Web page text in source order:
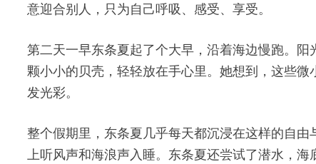
意迎合别人，只为自己呼吸、感受、享受。
第二天一早东条夏起了个大早，沿着海边慢跑。
颗小小的贝壳，轻轻放在手心里。她想到，这些
发光彩。
整个假期里，东条夏几乎每天都沉浸在这样的自
上听风声和海浪声入睡。东条夏还尝试了潜水，